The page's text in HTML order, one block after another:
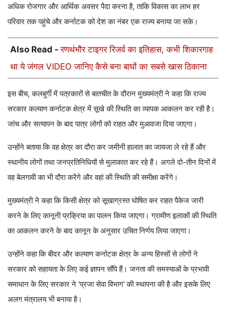
अधिक रोजगार और आर्थिक अवसर पैदा करना है, ताकि विकास का लाभ हर
परिवार तक पहुंचे और कर्नाटक को देश का नंबर एक राज्य बनाया जा सके।
Also Read -रणथंभौर टाइगर रिजर्व का इतिहास, कभी शिकारगाह
था ये जंगल VIDEO जानिए कैसे बना बाघों का सबसे खास ठिकाना
इस बीच, कलबुर्गी में पत्रकारों से बातचीत के दौरान मुख्यमंत्री ने कहा कि राज्य
सरकार कल्याण कर्नाटक क्षेत्र में सूखे की स्थिति का व्यापक आकलन कर रही है।
जांच और सत्यापन के बाद पात्र लोगों को राहत और मुआवजा दिया जाएगा।
उन्होंने बताया कि वह क्षेत्र का दौरा कर जमीनी हालात का जायजा ले रहे हैं और
स्थानीय लोगों तथा जनप्रतिनिधियों से मुलाकात कर रहे हैं। अगले दो-तीन दिनों में
वह बेलगावी का भी दौरा करेंगे और वहां की स्थिति की समीक्षा करेंगे।
मुख्यमंत्री ने कहा कि किसी क्षेत्र को सूखाग्रस्त घोषित कर राहत पैकेज जारी
करने के लिए कानूनी प्रक्रिया का पालन किया जाएगा। ग्रामीण इलाकों की स्थिति
का आकलन करने के बाद कानून के अनुसार उचित निर्णय लिया जाएगा।
उन्होंने कहा कि बीदर और कल्याण कर्नाटक क्षेत्र के अन्य हिस्सों से लोगों ने
सरकार को सहायता के लिए कई ज्ञापन सौंपे हैं। जनता की समस्याओं के प्रभावी
समाधान के लिए सरकार ने 'प्रजा सेवा विभाग' की स्थापना की है और इसके लिए
अलग मंत्रालय भी बनाया है।